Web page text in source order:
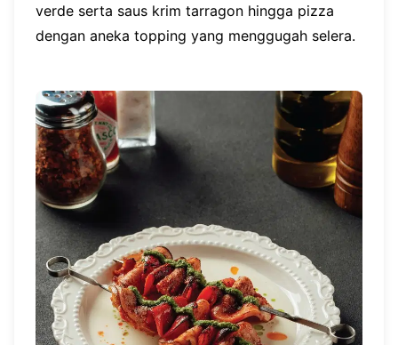
verde serta saus krim tarragon hingga pizza
dengan aneka topping yang menggugah selera.